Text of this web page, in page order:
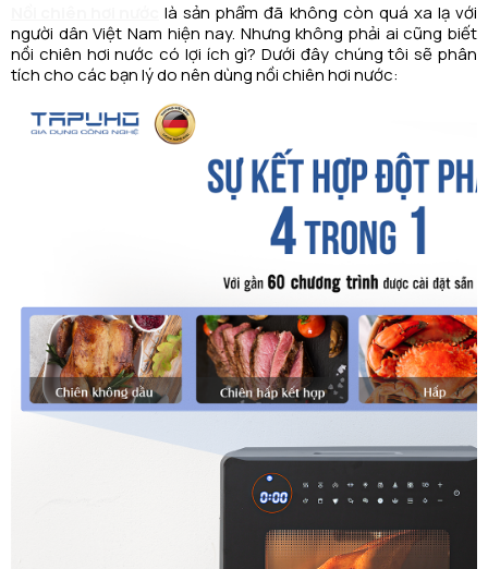
là sản phẩm đã không còn quá xa lạ với
người dân Việt Nam hiện nay. Nhưng không phải ai cũng biết
nồi chiên hơi nước có lợi ích gì? Dưới đây chúng tôi sẽ phân
tích cho các bạn lý do nên dùng nồi chiên hơi nước: